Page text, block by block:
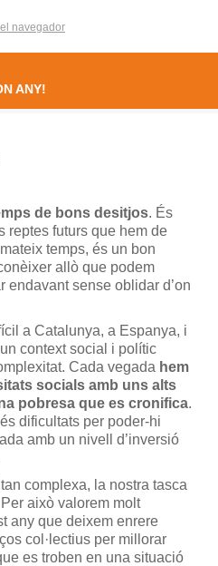
navegador
ANY!
de bons desitjos. És
reptes futurs que hem de
temps, és un bon
allò que podem
endavant sense oblidar d’on
a Catalunya, a Espanya, i
context social i polític
Cada vegada hem
socials amb uns alts
pobresa que es cronifica.
dificultats per poder-hi
amb un nivell d’inversió
complexa, la nostra tasca
això valorem molt
any que deixem enrere
col·lectius per millorar
es troben en una situació